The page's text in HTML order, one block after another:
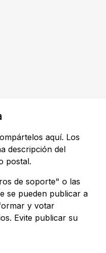
aquí. Los
descripción del
postal.
de soporte" o las
se pueden publicar a
y votar
Evite publicar su